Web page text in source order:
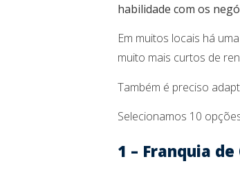
habilidade com os
Em muitos locais há
muito mais curtos de
Também é preciso
Selecionamos 10
1 – Franquia